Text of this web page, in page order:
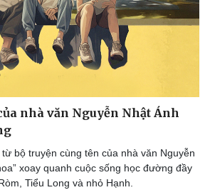
nhà văn Nguyễn Nhật Ánh
bộ truyện cùng tên của nhà văn Nguyễn
xoay quanh cuộc sống học đường đầy
Tiểu Long và nhỏ Hạnh.